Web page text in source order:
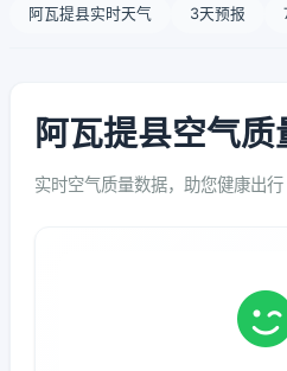
阿瓦提县实时天气 3天预报
阿瓦提县空气
实时空气质量数据，助您健康出行